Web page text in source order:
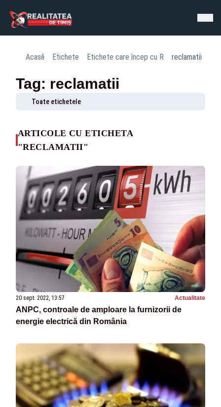
Acasă Etichete Etichete care încep cu R reclamatii
Tag: reclamatii
Toate etichetele
ARTICOLE CU ETICHETA
"RECLAMATII"
20 sept. 2022, 13:57 Actualitate
ANPC, controale de amploare la furnizorii de
energie electrică din România